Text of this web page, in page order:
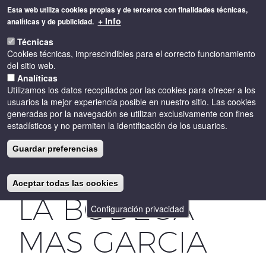
Configuración privacidad
Esta web utiliza cookies propias y de terceros con finalidades técnicas,
analíticas y de publicidad. + Info
Técnicas
Cookies técnicas, imprescindibles para el correcto funcionamiento
del sitio web.
Analíticas
Utilizamos los datos recopilados por las cookies para ofrecer a los
usuarios la mejor experiencia posible en nuestro sitio. Las cookies
generadas por la navegación se utilizan exclusivamente con fines
estadísticos y no permiten la identificación de los usuarios.
Guardar preferencias
Aceptar todas las cookies
Pasar
principal
LLUVIA DE
ESTRELLAS EN
LA BODEGA
MAS GARCIA